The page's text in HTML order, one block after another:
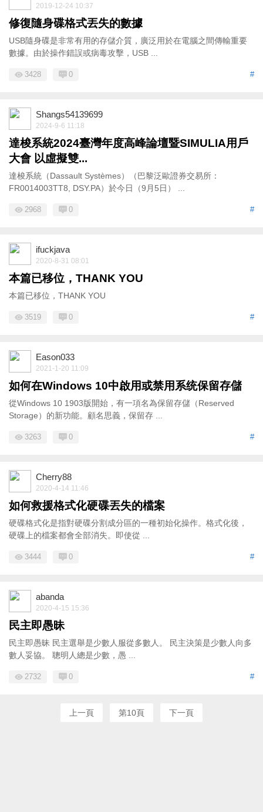
2019-12-24 10:37
修復隨身碟格式丟失的數據
USB隨身碟是非常有用的存儲介質，廣泛用於在電腦之間傳輸重要
數據。由於操作錯誤或病毒攻擊，USB ...
#
3428 0
Shangs54139699
2024-9-6 11:18
達梭系統2024臺灣年度高峰論壇暨SIMULIA用戶
大會 以虛擬雙...
達梭系統（Dassault Systèmes）（巴黎泛歐證券交易所：
FR0014003TT8, DSY.PA）於今日（9月5日） ...
#
2968 0
ifuckjava
2020-8-31 08:01
本篇已移位，THANK YOU
本篇已移位，THANK YOU
#
3519 0
Eason033
2021-1-20 11:09
如何在Windows 10中啟用或禁用系统保留存儲
從Windows 10 1903版開始，有一項名為保留存儲（Reserved
Storage）的新功能。顧名思義，保留存 ...
#
3263 0
Cherry88
2020-4-14 11:46
如何救援格式化硬碟丟失的檔案
硬碟格式化是指對硬碟分割成分區的一種初始化操作。格式化後，
硬碟上的檔案都會全部消失。即使從 ...
#
3444 0
abanda
2020-4-15 15:36
民主即愚昧
民主即愚昧 民主選舉是少數人服從多數人。 民主決策是少數人向多
數人妥協。 聰明人總是少數，愚 ...
#
2732 0
上一頁 第10頁 下一頁